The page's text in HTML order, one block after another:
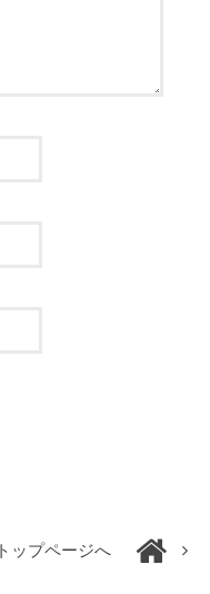
トップページへ